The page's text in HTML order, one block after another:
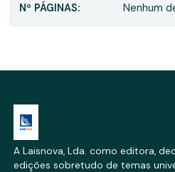
Nº PÁGINAS: Nenhum
A Laisnova, Lda. como editora,
edições sobretudo de temas